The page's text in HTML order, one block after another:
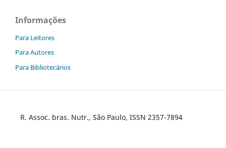
Informações
Para Leitores
Para Autores
Para Bibliotecários
R. Assoc. bras. Nutr., São Paulo, ISSN 2357-7894